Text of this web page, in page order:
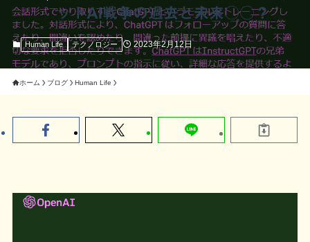
ットAI戦争の過去と未来○○？
Human Life テクノロジー 2023年2月12日
ホーム ブログ Human Life